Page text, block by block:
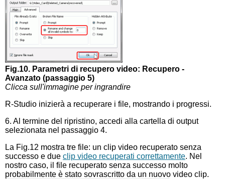
Fig.10. Parametri di recupero video: Recupero -
Avanzato (passaggio 5)
Clicca sull'immagine per ingrandire
R-Studio inizierà a recuperare i file, mostrando i progressi.
6. Al termine del ripristino, accedi alla cartella di output
selezionata nel passaggio 4.
La Fig.12 mostra tre file: un clip video recuperato senza
successo e due clip video recuperati correttamente. Nel
nostro caso, il file recuperato senza successo molto
probabilmente è stato sovrascritto da un nuovo video clip.